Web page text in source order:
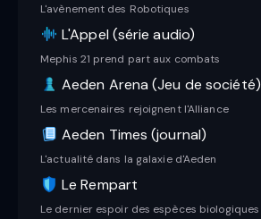
L'avènement des Robotiques
L'Appel (série audio)
Mephis 21 prend part aux combats
Aeden Arena (Jeu de société)
Les mercenaires rejoignent l'Alliance
Aeden Times (journal)
L'actualité dans la galaxie d'Aeden
Le Rempart
Le dernier espoir des espèces biologiques